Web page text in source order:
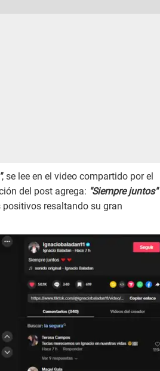
, se lee en el video compartido por el
del post agrega: "Siemprejuntos"
resaltando su gran